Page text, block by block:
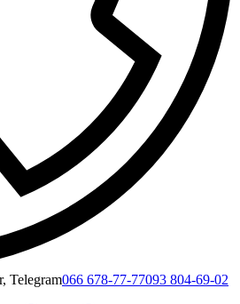
Telegram066 678-77-77093 804-69-02